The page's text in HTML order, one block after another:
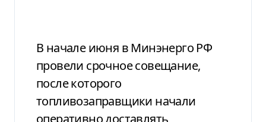
В начале июня в Минэнерго РФ
провели срочное совещание,
после которого
топливозаправщики начали
оперативно доставлять